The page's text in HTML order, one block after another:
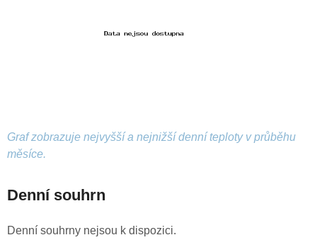
Graf zobrazuje nejvyšší a nejnižší denní teploty v průběhu
měsíce.
Denní souhrn
Denní souhrny nejsou k dispozici.